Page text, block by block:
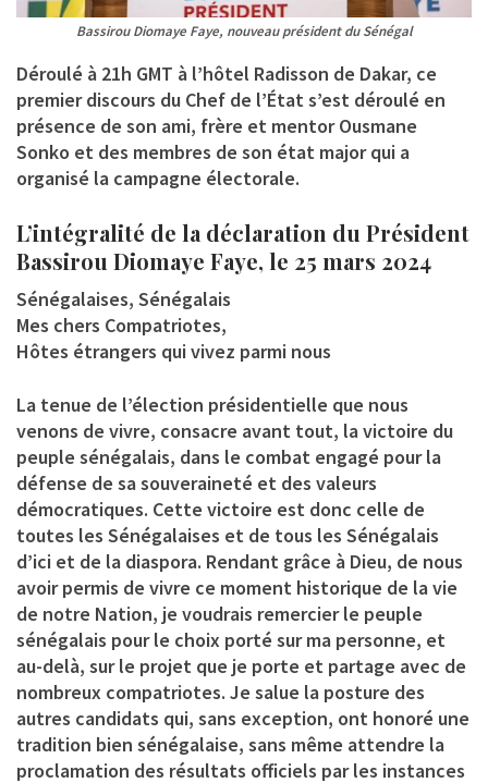
Bassirou Diomaye Faye, nouveau président du Sénégal
Déroulé à 21h GMT à l’hôtel Radisson de Dakar, ce
premier discours du Chef de l’État s’est déroulé en
présence de son ami, frère et mentor Ousmane
Sonko et des membres de son état major qui a
organisé la campagne électorale.
L’intégralité de la déclaration du Président
Bassirou Diomaye Faye, le 25 mars 2024
Sénégalaises, Sénégalais
Mes chers Compatriotes,
Hôtes étrangers qui vivez parmi nous
La tenue de l’élection présidentielle que nous
venons de vivre, consacre avant tout, la victoire du
peuple sénégalais, dans le combat engagé pour la
défense de sa souveraineté et des valeurs
démocratiques. Cette victoire est donc celle de
toutes les Sénégalaises et de tous les Sénégalais
d’ici et de la diaspora. Rendant grâce à Dieu, de nous
avoir permis de vivre ce moment historique de la vie
de notre Nation, je voudrais remercier le peuple
sénégalais pour le choix porté sur ma personne, et
au-delà, sur le projet que je porte et partage avec de
nombreux compatriotes. Je salue la posture des
autres candidats qui, sans exception, ont honoré une
tradition bien sénégalaise, sans même attendre la
proclamation des résultats officiels par les instances